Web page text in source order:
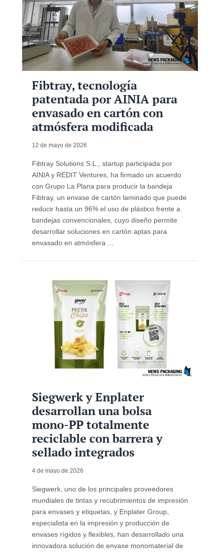
Fibtray, tecnología
patentada por AINIA para
envasado en cartón con
atmósfera modificada
12 de mayo de 2026
Fibtray Solutions S.L., startup participada por
AINIA y REDIT Ventures, ha firmado un acuerdo
con Grupo La Plana para producir la bandeja
Fibtray, un envase de cartón laminado que puede
reducir hasta un 96% el uso de plástico frente a
bandejas convencionales, cuyo diseño permite
desarrollar soluciones en cartón aptas para
envasado en atmósfera ...
Siegwerk y Enplater
desarrollan una bolsa
mono-PP totalmente
reciclable con barrera y
sellado integrados
4 de mayo de 2026
Siegwerk, uno de los principales proveedores
mundiales de tintas y recubrimientos de impresión
para envases y etiquetas, y Enplater Group,
especialista en la impresión y producción de
envases rígidos y flexibles, han desarrollado una
innovadora solución de envase monomaterial de